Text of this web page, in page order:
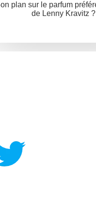
plan sur le parfum
de Lenny Kravitz ?